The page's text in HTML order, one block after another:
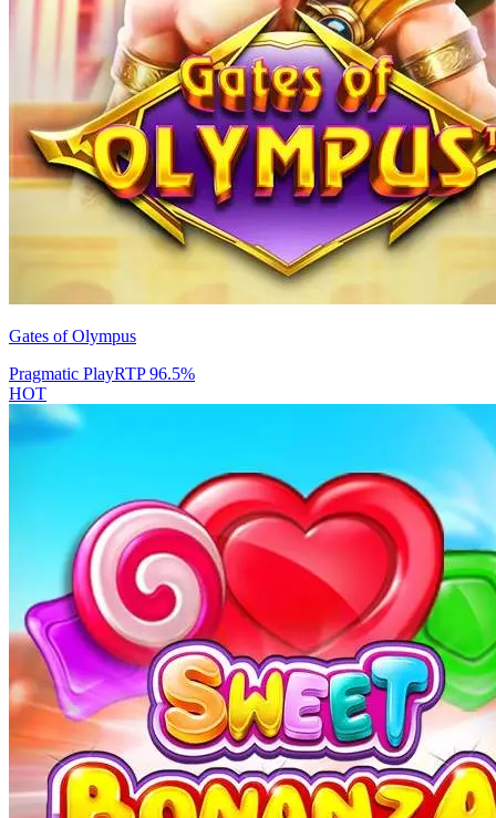
Gates of Olympus
Pragmatic PlayRTP96.5%
HOT